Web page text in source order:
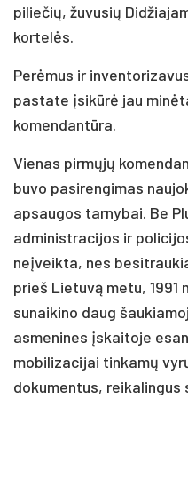
piliečių, žuvusių
kortelės.
Perėmus ir
pastate įsikūrė jau
komendantūra.
Vienas pirmųjų
buvo pasirengimas
apsaugos tarnybai. Be
administracijos ir
neįveikta, nes
prieš Lietuvą metu, 1991
sunaikino daug
asmenines įskaitoje
mobilizacijai tinkamų
dokumentus,